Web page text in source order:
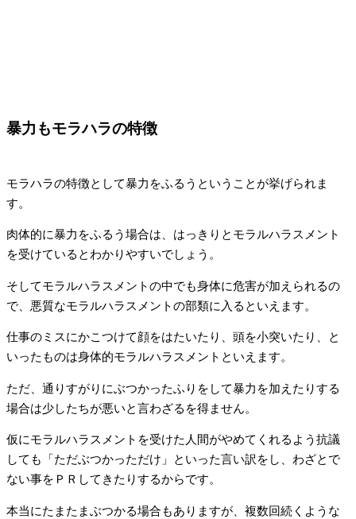
暴力もモラハラの特徴
モラハラの特徴として暴力をふるうということが挙げられま
す。
肉体的に暴力をふるう場合は、はっきりとモラルハラスメント
を受けているとわかりやすいでしょう。
そしてモラルハラスメントの中でも身体に危害が加えられるの
で、悪質なモラルハラスメントの部類に入るといえます。
仕事のミスにかこつけて顔をはたいたり、頭を小突いたり、と
いったものは身体的モラルハラスメントといえます。
ただ、通りすがりにぶつかったふりをして暴力を加えたりする
場合は少したちが悪いと言わざるを得ません。
仮にモラルハラスメントを受けた人間がやめてくれるよう抗議
しても「ただぶつかっただけ」といった言い訳をし、わざとで
ない事をＰＲしてきたりするからです。
本当にたまたまぶつかる場合もありますが、複数回続くような